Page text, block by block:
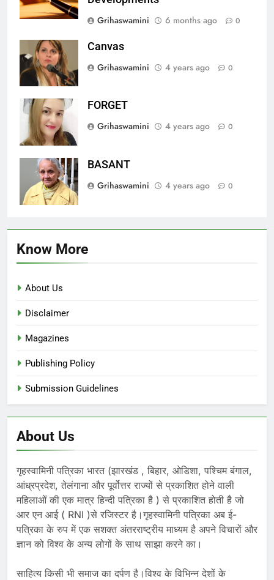
Grihaswamini
6 months ago 0
Canvas
Grihaswamini
4 years ago 0
FORGET
Grihaswamini
4 years ago 0
BASANT
Grihaswamini
4 years ago 0
Know More
About Us
Disclaimer
Magazines
Publishing Policy
Submission Guidelines
About Us
गृहस्वामिनी पत्रिका भारत (झारखंड , बिहार, ओडिशा, पश्चिम बंगाल,
आंध्रप्रदेश, तेलंगाना और पूर्वोत्तर राज्यों से प्रकाशित होने वाली
महिलाओं की एक मात्र हिन्दी पत्रिका है ) से प्रकाशित होती है जो
आर एन आई ( RNI )से रजिस्टर है।गृहस्वामिनी पत्रिका अब ई-
पत्रिका के रुप में एक सशक्त अंतरराष्ट्रीय माध्यम है अपने विचारों और
ज्ञान को विश्व के अन्य लोगों के साथ साझा करने का।
साहित्य किसी भी समाज का दर्पण है।विश्व के विभिन्न देशों के